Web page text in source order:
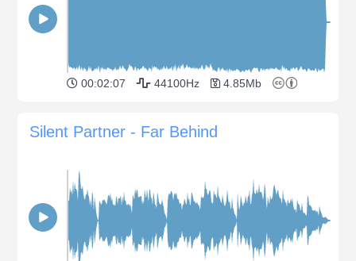
00:02:07 44100Hz 4.85Mb
Silent Partner - Far Behind